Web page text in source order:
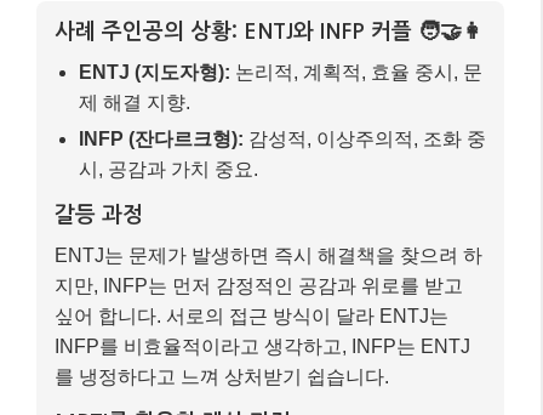
INFP를 비효율적이라고 생각하고, INFP는 ENTJ
를 냉정하다고 느껴 상처받기 쉽습니다.
MBTI를 활용한 개선 과정
서로의 선호 이해:ENTJ는 INFP가 감정적 지지
를 우선시한다는 것을, INFP는 ENTJ가 실질적인
해결책을 통해 사랑을 표현한다는 것을 MBTI를 통
2)소통 방식 조정: 갈등 시 ENTJ는 먼저 “힘들었겠
구나”와 같이 감정적으로 공감하는 표현을 시도하
고, INFP는 감정을 충분히 표현한 후 “이 문제를 어
떻게 해결하면 좋을까?”라고 구체적인 대화를 유도